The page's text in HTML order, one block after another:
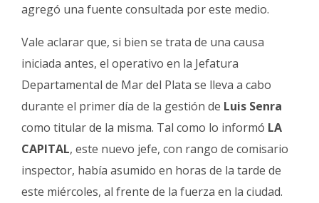
agregó una fuente consultada por este medio.
Vale aclarar que, si bien se trata de una causa
iniciada antes, el operativo en la Jefatura
Departamental de Mar del Plata se lleva a cabo
durante el primer día de la gestión de Luis Senra
como titular de la misma. Tal como lo informó LA
CAPITAL, este nuevo jefe, con rango de comisario
inspector, había asumido en horas de la tarde de
este miércoles, al frente de la fuerza en la ciudad.